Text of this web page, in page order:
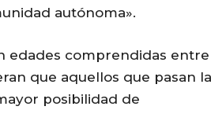
autónoma».
edades comprendidas entre
que aquellos que pasan la
posibilidad de